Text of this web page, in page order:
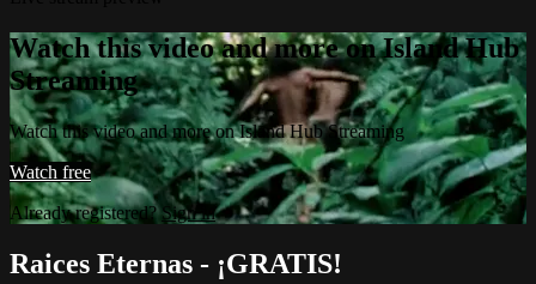
Watch this video and more on Island Hub
Streaming
Watch this video and more on Island Hub Streaming
Watch free
Already registered?Sign in
Raices Eternas - ¡GRATIS!